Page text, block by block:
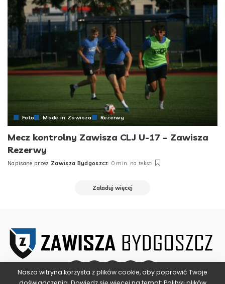
Foto Made in Zawisza Rezerwy
Mecz kontrolny Zawisza CLJ U-17 – Zawisza
Rezerwy
Posted
Napisane przez Zawisza Bydgoszcz 0 min. na tekst
Załaduj więcej
Nasza witryna korzysta z plików cookie, aby poprawić Twoje